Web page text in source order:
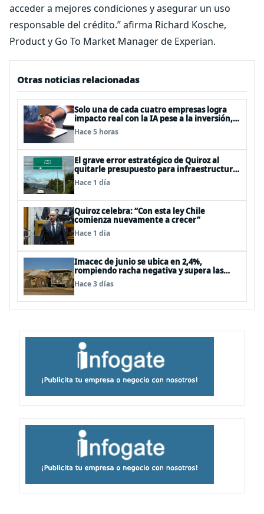
acceder a mejores condiciones y asegurar un uso
responsable del crédito.” afirma Richard Kosche,
Product y Go To Market Manager de Experian.
Otras noticias relacionadas
Solo una de cada cuatro empresas logra
impacto real con la IA pese a la inversión,
según el Foro Económico Mundial
Hace 5 horas
El grave error estratégico de Quiroz al
quitarle presupuesto para infraestructura
vial del Biobío
Hace 1 día
Quiroz celebra: “Con esta ley Chile
comienza nuevamente a crecer”
Hace 1 día
Imacec de junio se ubica en 2,4%,
rompiendo racha negativa y supera las
expectativas
Hace 3 días